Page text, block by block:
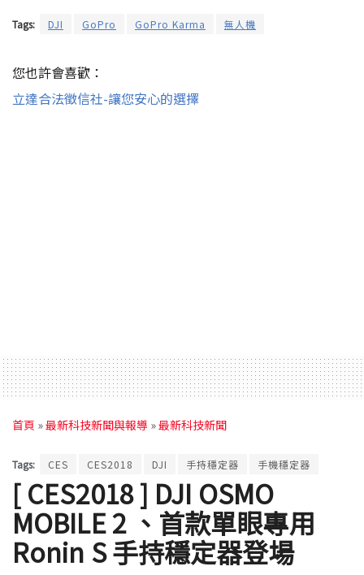
Tags: DJI GoPro GoPro Karma 無人機
您也許會喜歡：
立達合法徵信社-讓您安心的選擇
首頁 »最新科技新聞與報導 »最新科技新聞
Tags: CES CES2018 DJI 手持穩定器 手機穩定器
[ CES2018 ] DJI OSMO
MOBILE 2 、首款單眼專用
Ronin S 手持穩定器登場